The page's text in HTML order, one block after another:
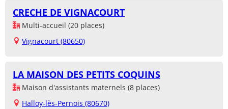
CRECHE DE VIGNACOURT
Multi-accueil (20 places)
Vignacourt (80650)
LA MAISON DES PETITS COQUINS
Maison d'assistants maternels (8 places)
Halloy-lès-Pernois (80670)